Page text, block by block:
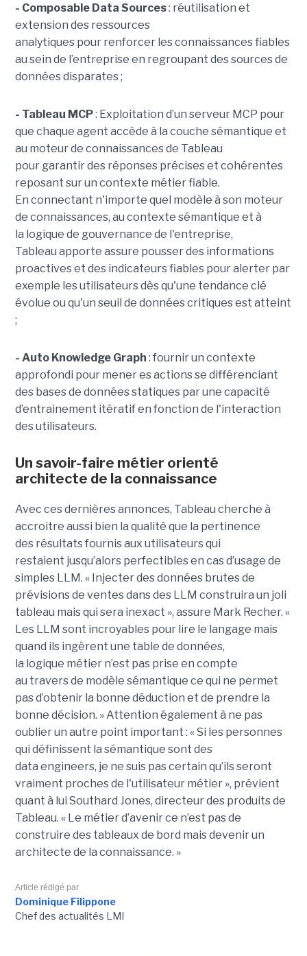
- Composable Data Sources: réutilisation et
extension des ressources
analytiques pour renforcer les connaissances fiables
au sein de l’entreprise en regroupant des sources de
données disparates ;
- Tableau MCP: Exploitation d’un serveur MCP pour
que chaque agent accède à la couche sémantique et
au moteur de connaissances de Tableau
pour garantir des réponses précises et cohérentes
reposant sur un contexte métier fiable.
En connectant n'importe quel modèle à son moteur
de connaissances, au contexte sémantique et à
la logique de gouvernance de l'entreprise,
Tableau apporte assure pousser des informations
proactives et des indicateurs fiables pour alerter par
exemple les utilisateurs dès qu'une tendance clé
évolue ou qu'un seuil de données critiques est atteint
;
- Auto Knowledge Graph : fournir un contexte
approfondi pour mener es actions se différenciant
des bases de données statiques par une capacité
d’entrainement itératif en fonction de l'interaction
des utilisateurs.
Un savoir-faire métier orienté
architecte de la connaissance
Avec ces dernières annonces, Tableau cherche à
accroitre aussi bien la qualité que la pertinence
desrésultats fournis aux utilisateurs qui
restaient jusqu’alors perfectiblesen cas d’usage de
simples LLM. « Injecterdes données brutes de
prévisions de ventes dans des LLM construira un joli
tableau mais qui sera inexact », assure Mark Recher. «
Les LLM sont incroyables pour lire le langage mais
quand ils ingèrent une table de données,
la logique métier n’est pas prise en compte
au travers de modèle sémantique ce qui ne permet
pas d’obtenir la bonne déduction et de prendre la
bonne décision. »Attention également à ne pas
oublier un autre point important : « Si les personnes
qui définissent la sémantique sont des
data engineers, je ne suis pas certain qu’ils seront
vraiment proches de l'utilisateur métier », prévient
quant à lui Southard Jones, directeur des produits de
Tableau. « Le métier d’avenir ce n’est pas de
construire des tableaux de bord mais devenir un
architecte de la connaissance. »
Article rédigé par
Dominique Filippone
Chef des actualités LMI